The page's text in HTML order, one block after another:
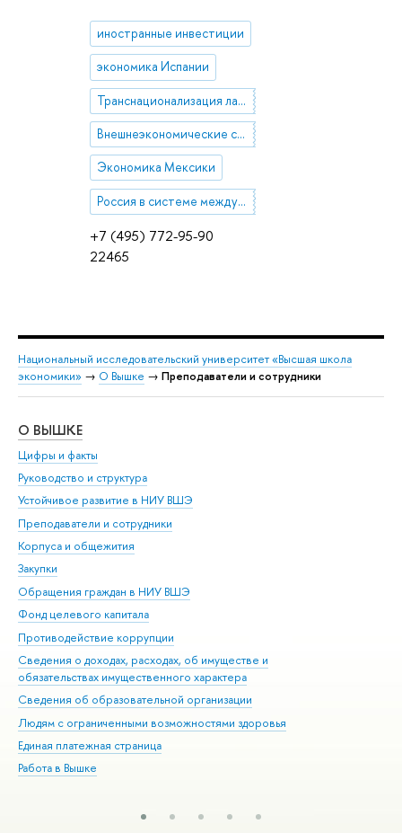
+7 (495) 772-95-90
22465
иностранные инвестиции
экономика Испании
Транснационализация латиноамериканского бизнеса
Внешнеэкономические связи Испании
Экономика Мексики
Россия в системе международных экономических отношениях
Национальный исследовательский университет «Высшая школа
экономики» → О Вышке → Преподаватели и сотрудники
О ВЫШКЕ
Цифры и факты
Руководство и структура
Устойчивое развитие в НИУ ВШЭ
Преподаватели и сотрудники
Корпуса и общежития
Закупки
Обращения граждан в НИУ ВШЭ
Фонд целевого капитала
Противодействие коррупции
Сведения о доходах, расходах, об имуществе и
обязательствах имущественного характера
Сведения об образовательной организации
Людям с ограниченными возможностями здоровья
Единая платежная страница
Работа в Вышке